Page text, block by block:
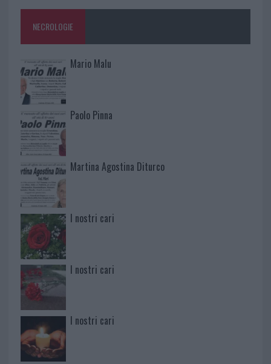
NECROLOGIE
Mario Malu
Paolo Pinna
Martina Agostina Diturco
I nostri cari
I nostri cari
I nostri cari